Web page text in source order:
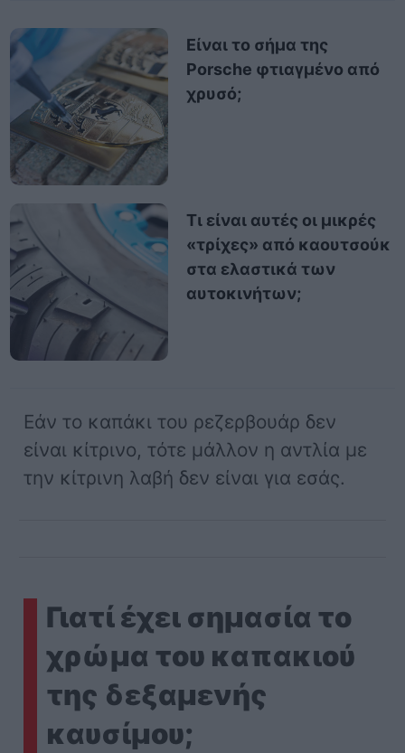
Είναι το σήμα της
Porsche φτιαγμένο από
χρυσό;
Τι είναι αυτές οι μικρές
«τρίχες» από καουτσούκ
στα ελαστικά των
αυτοκινήτων;
Εάν το καπάκι του ρεζερβουάρ δεν
είναι κίτρινο, τότε μάλλον η αντλία με
την κίτρινη λαβή δεν είναι για εσάς.
Γιατί έχει σημασία το
χρώμα του καπακιού
της δεξαμενής
καυσίμου;